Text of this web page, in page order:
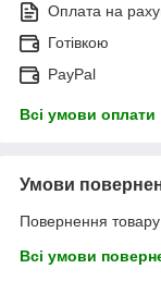
Оплата на
Готівкою
PayPal
Всі умови оплати
Умови
Повернення
Всі умови